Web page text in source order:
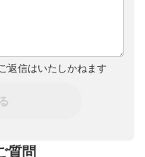
返信はいたしかねます
質問